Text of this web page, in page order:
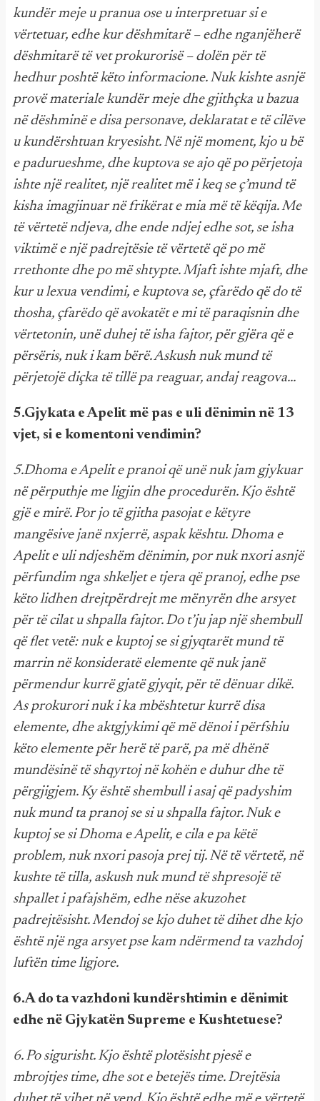
kundër meje u pranua ose u interpretuar si e
vërtetuar, edhe kur dëshmitarë – edhe nganjëherë
dëshmitarë të vet prokurorisë – dolën për të
hedhur poshtë këto informacione. Nuk kishte asnjë
provë materiale kundër meje dhe gjithçka u bazua
në dëshminë e disa personave, deklaratat e të cilëve
u kundërshtuan kryesisht. Në një moment, kjo u bë
e padurueshme, dhe kuptova se ajo që po përjetoja
ishte një realitet, një realitet më i keq se ç’mund të
kisha imagjinuar në frikërat e mia më të këqija. Me
të vërtetë ndjeva, dhe ende ndjej edhe sot, se isha
viktimë e një padrejtësie të vërtetë që po më
rrethonte dhe po më shtypte. Mjaft ishte mjaft, dhe
kur u lexua vendimi, e kuptova se, çfarëdo që do të
thosha, çfarëdo që avokatët e mi të paraqisnin dhe
vërtetonin, unë duhej të isha fajtor, për gjëra që e
përsëris, nuk i kam bërë. Askush nuk mund të
përjetojë diçka të tillë pa reaguar, andaj reagova...
5.Gjykata e Apelit më pas e uli dënimin në 13
vjet, si e komentoni vendimin?
5.Dhoma e Apelit e pranoi që unë nuk jam gjykuar
në përputhje me ligjin dhe procedurën. Kjo është
gjë e mirë. Por jo të gjitha pasojat e këtyre
mangësive janë nxjerrë, aspak kështu. Dhoma e
Apelit e uli ndjeshëm dënimin, por nuk nxori asnjë
përfundim nga shkeljet e tjera që pranoj, edhe pse
këto lidhen drejtpërdrejt me mënyrën dhe arsyet
për të cilat u shpalla fajtor. Do t’ju jap një shembull
që flet vetë: nuk e kuptoj se si gjyqtarët mund të
marrin në konsideratë elemente që nuk janë
përmendur kurrë gjatë gjyqit, për të dënuar dikë.
As prokurori nuk i ka mbështetur kurrë disa
elemente, dhe aktgjykimi që më dënoi i përfshiu
këto elemente për herë të parë, pa më dhënë
mundësinë të shqyrtoj në kohën e duhur dhe të
përgjigjem. Ky është shembull i asaj që padyshim
nuk mund ta pranoj se si u shpalla fajtor. Nuk e
kuptoj se si Dhoma e Apelit, e cila e pa këtë
problem, nuk nxori pasoja prej tij. Në të vërtetë, në
kushte të tilla, askush nuk mund të shpresojë të
shpallet i pafajshëm, edhe nëse akuzohet
padrejtësisht. Mendoj se kjo duhet të dihet dhe kjo
është një nga arsyet pse kam ndërmend ta vazhdoj
luftën time ligjore.
6.A do ta vazhdoni kundërshtimin e dënimit
edhe në Gjykatën Supreme e Kushtetuese?
6. Po sigurisht. Kjo është plotësisht pjesë e
mbrojtjes time, dhe sot e betejës time. Drejtësia